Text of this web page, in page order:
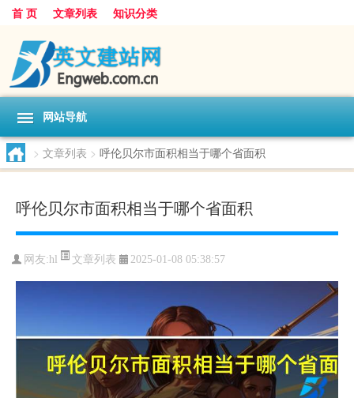
首 页 文章列表 知识分类
网站导航
> 文章列表 > 呼伦贝尔市面积相当于哪个省面积
呼伦贝尔市面积相当于哪个省面积
网友:hl 文章列表 2025-01-08 05:38:57